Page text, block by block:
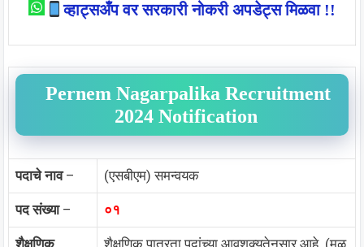
व्हाट्सअँप वर सरकारी नोकरी अपडेट्स मिळवा !!
Pernem Nagarpalika Recruitment
2024 Notification
पदाचे नाव– (एसबीएम) समन्वयक
पद संख्या– ०१
शैक्षणिक शैक्षणिक पात्रता पदांच्या आवशक्यतेनुसार आहे. (मूळ